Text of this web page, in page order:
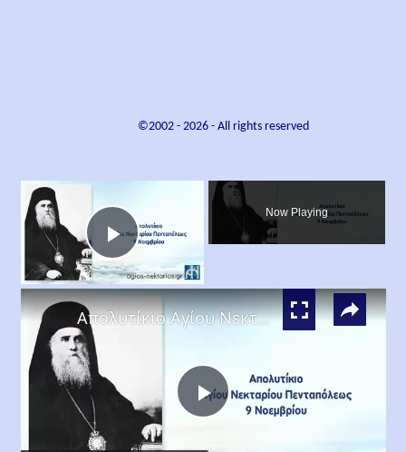
©2002 - 2026- All rights reserved
Play
Video
Now Playing
×
Play
Απολυτίκιο Αγίου Νεκταρίου Επισκόπου Πενταπόλεως